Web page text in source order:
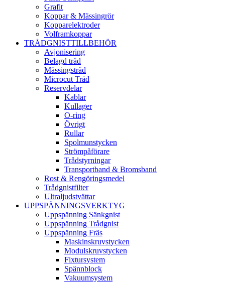
Grafit
Koppar & Mässingrör
Kopparelektroder
Volframkoppar
TRÅDGNISTTILLBEHÖR
Avjonisering
Belagd tråd
Mässingstråd
Microcut Tråd
Reservdelar
Kablar
Kullager
O-ring
Övrigt
Rullar
Spolmunstycken
Strömpåförare
Trådstyrningar
Transportband & Bromsband
Rost & Rengöringsmedel
Trådgnistfilter
Ultraljudstvättar
UPPSPÄNNINGSVERKTYG
Uppspänning Sänkgnist
Uppspänning Trådgnist
Uppspänning Fräs
Maskinskruvstycken
Modulskruvstycken
Fixtursystem
Spännblock
Vakuumsystem